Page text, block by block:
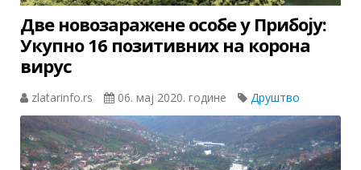
Две новозаражене особе у Прибоју:
Укупно 16 позитивних на корона
вирус
zlatarinfo.rs 06. мај 2020. године Друштво